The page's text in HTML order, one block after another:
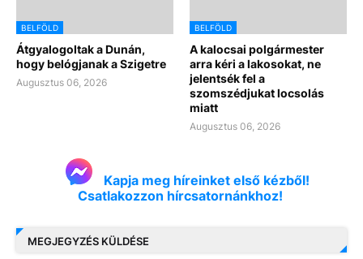
BELFÖLD
Átgyalogoltak a Dunán,
hogy belógjanak a Szigetre
Augusztus 06, 2026
BELFÖLD
A kalocsai polgármester
arra kéri a lakosokat, ne
jelentsék fel a
szomszédjukat locsolás
miatt
Augusztus 06, 2026
Kapja meg híreinket első kézből!
Csatlakozzon hírcsatornánkhoz!
MEGJEGYZÉS KÜLDÉSE